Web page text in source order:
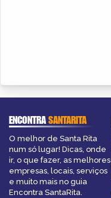
ENCONTRASANTARITA
O melhor de Santa Rita
num só lugar! Dicas, onde
ir, o que fazer, as melhores
empresas, locais, serviços
e muito mais no guia
Encontra SantaRita.